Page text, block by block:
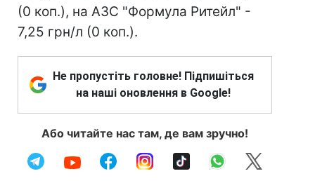
(0 коп.), на АЗС "Формула Ритейл" -
7,25 грн/л (0 коп.).
Не пропустіть головне! Підпишіться
на наші оновлення в Google!
Або читайте нас там, де вам зручно!